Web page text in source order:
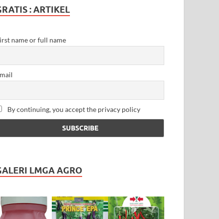
: ARTIKEL
name or full name
By continuing, you accept the privacy policy
LMGA AGRO